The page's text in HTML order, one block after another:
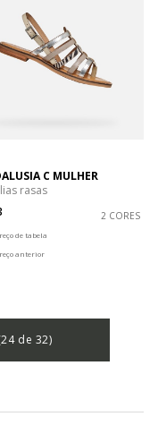
C MULHER
rasas
2 CORES
de tabela
anterior
de 32)